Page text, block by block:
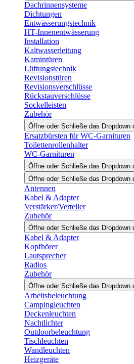
Dachrinnensysteme
Dichtungen
Entwässerungstechnik
HT-Innenentwässerung
Installation
Kaltwasserleitung
Kamintüren
Lüftungstechnik
Revisionstüren
Revisionsverschlüsse
Rückstauverschlüsse
Sockelleisten
Zubehör
Öffne oder Schließe das Dropdown
Ersatzbürsten für WC-Garnituren
Toilettenrollenhalter
WC-Garnituren
Öffne oder Schließe das Dropdown
Öffne oder Schließe das Dropdown
Antennen
Kabel & Adapter
Verstärker/Verteiler
Zubehör
Öffne oder Schließe das Dropdown
Kabel & Adapter
Kopfhörer
Lautsprecher
Radios
Zubehör
Öffne oder Schließe das Dropdown
Arbeitsbeleuchtung
Campingleuchten
Deckenleuchten
Nachtlichter
Outdoorbeleuchtung
Tischleuchten
Wandleuchten
Heizgeräte